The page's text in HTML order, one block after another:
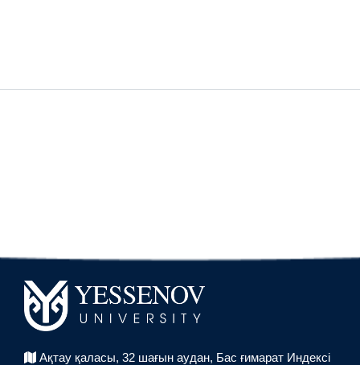
Ақтау қаласы, 32 шағын аудан, Бас ғимарат Индексі